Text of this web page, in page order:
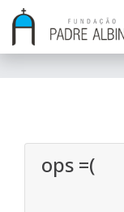
ops =(